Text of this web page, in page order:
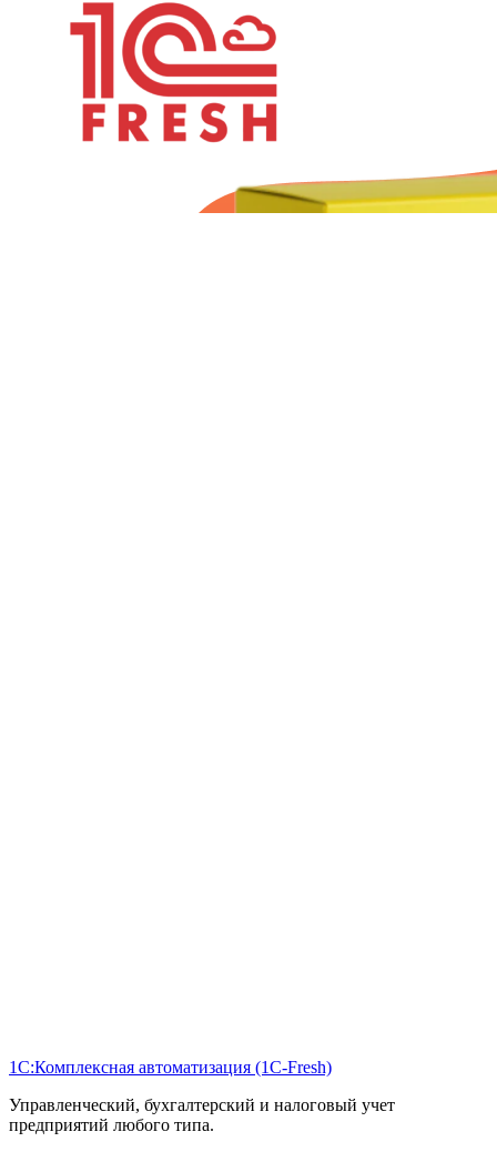
1С:Комплексная автоматизация (1С-Fresh)
Управленческий, бухгалтерский и налоговый учет
предприятий любого типа.